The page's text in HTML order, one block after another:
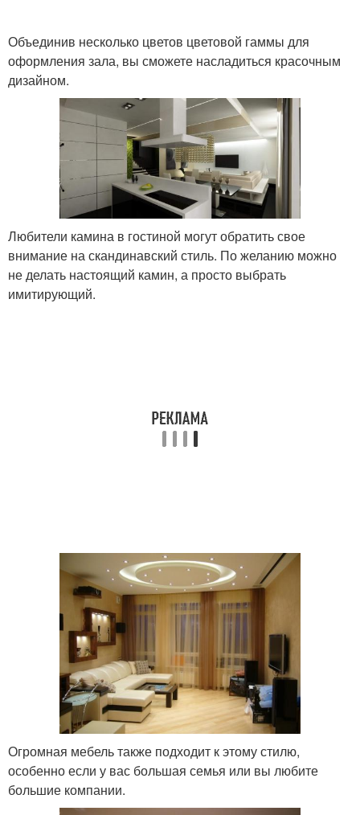
Объединив несколько цветов цветовой гаммы для
оформления зала, вы сможете насладиться красочным
дизайном.
Любители камина в гостиной могут обратить свое
внимание на скандинавский стиль. По желанию можно
не делать настоящий камин, а просто выбрать
имитирующий.
Огромная мебель также подходит к этому стилю,
особенно если у вас большая семья или вы любите
большие компании.